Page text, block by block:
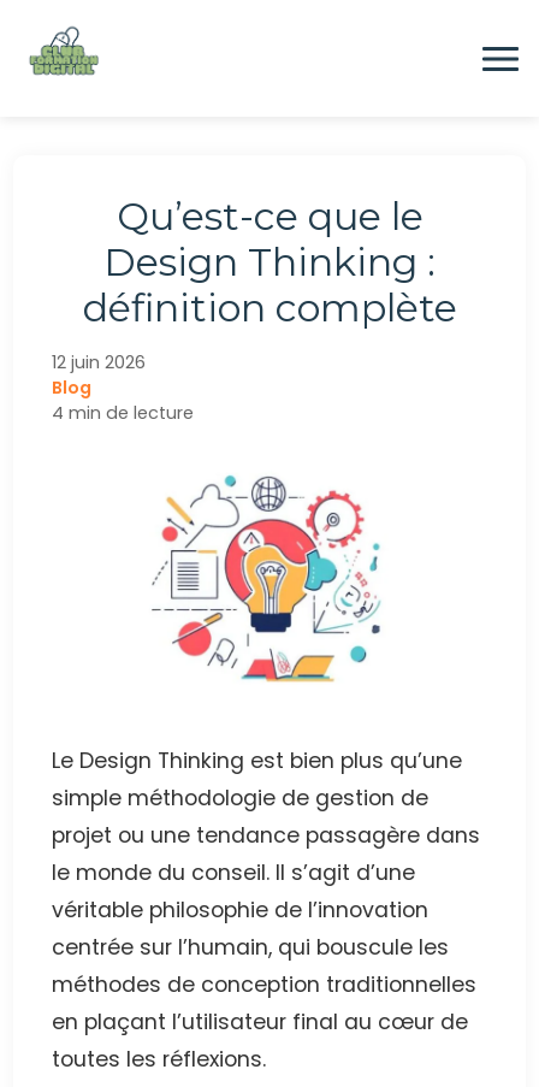
contenu
Emploi
Qu’est-ce que le
Design Thinking :
définition complète
12 juin 2026
Blog
4 min de lecture
Le Design Thinking est bien plus qu’une
simple méthodologie de gestion de
projet ou une tendance passagère dans
le monde du conseil. Il s’agit d’une
véritable philosophie de l’innovation
centrée sur l’humain, qui bouscule les
méthodes de conception traditionnelles
en plaçant l’utilisateur final au cœur de
toutes les réflexions.